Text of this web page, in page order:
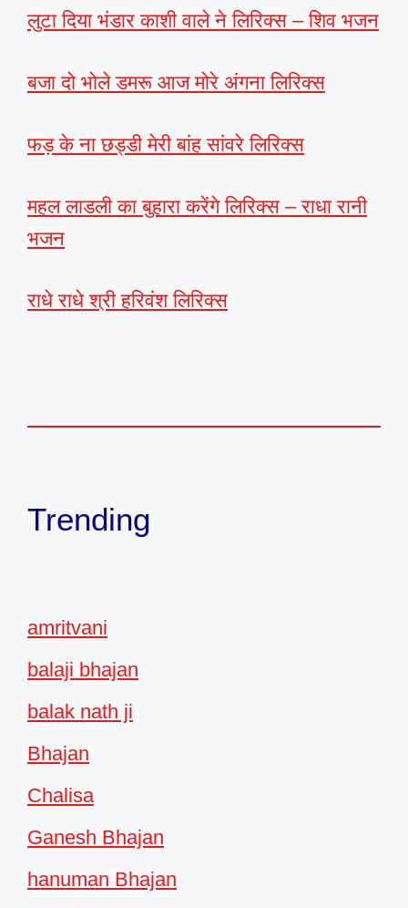
लुटा दिया भंडार काशी वाले ने लिरिक्स – शिव भजन
बजा दो भोले डमरू आज मोरे अंगना लिरिक्स
फड़ के ना छड्डी मेरी बांह सांवरे लिरिक्स
महल लाडली का बुहारा करेंगे लिरिक्स – राधा रानी
भजन
राधे राधे श्री हरिवंश लिरिक्स
Trending
amritvani
balaji bhajan
balak nath ji
Bhajan
Chalisa
Ganesh Bhajan
hanuman Bhajan